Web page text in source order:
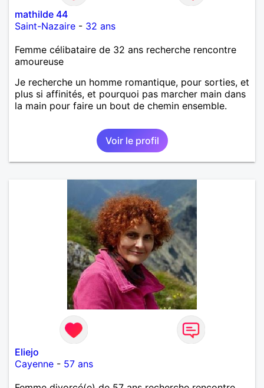
mathilde 44
Saint-Nazaire - 32 ans
Femme célibataire de 32 ans recherche rencontre
amoureuse
Je recherche un homme romantique, pour sorties, et
plus si affinités, et pourquoi pas marcher main dans
la main pour faire un bout de chemin ensemble.
Voir le profil
Eliejo
Cayenne - 57 ans